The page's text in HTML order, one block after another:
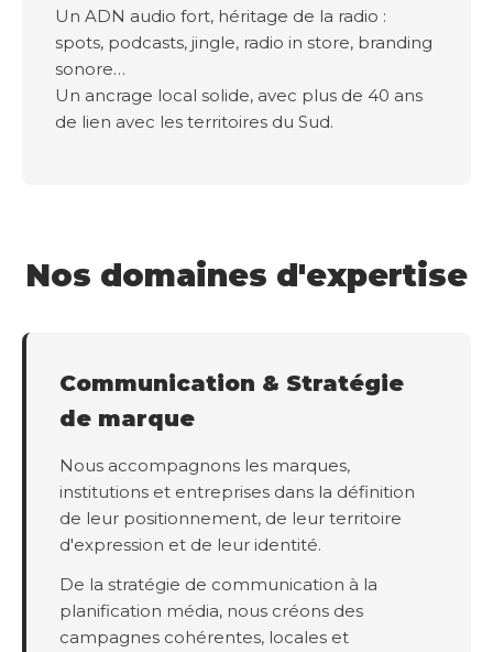
Un ADN audio fort, héritage de la radio :
spots, podcasts, jingle, radio in store, branding
sonore…
Un ancrage local solide, avec plus de 40 ans
de lien avec les territoires du Sud.
Nos domaines d'expertise
Communication & Stratégie
de marque
Nous accompagnons les marques,
institutions et entreprises dans la définition
de leur positionnement, de leur territoire
d'expression et de leur identité.
De la stratégie de communication à la
planification média, nous créons des
campagnes cohérentes, locales et